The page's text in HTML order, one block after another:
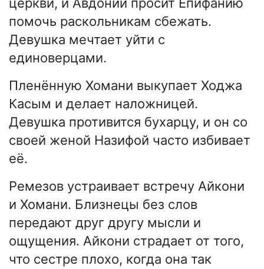
помочь раскольникам сбежать.
Девушка мечтает уйти с
единоверцами.
Пленённую Хомани выкупает Ходжа
Касым и делает наложницей.
Девушка противится бухарцу, и он со
своей женой Назифой часто избивает
её.
Ремезов устраивает встречу Айкони
и Хомани. Близнецы без слов
передают друг другу мысли и
ощущения. Айкони страдает от того,
что сестре плохо, когда она так